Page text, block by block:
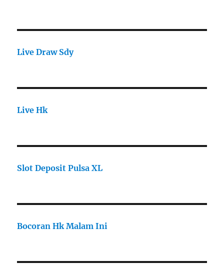
Live Draw Sdy
Live Hk
Slot Deposit Pulsa XL
Bocoran Hk Malam Ini